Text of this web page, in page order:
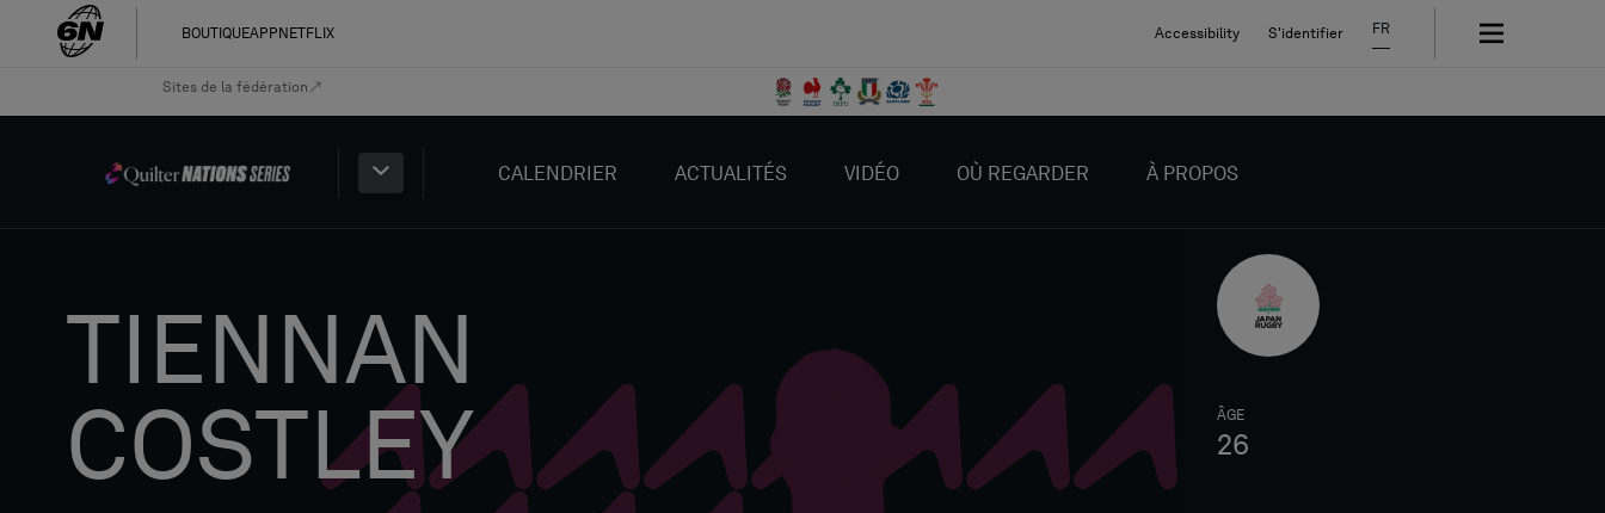
BOUTIQUEAPP NETFLIX Accessibility S'identifier FR
Sites de la fédération
CALENDRIER ACTUALITÉS VIDÉO OÙ REGARDER À PROPOS
TIENNAN
COSTLEY
ÂGE
26